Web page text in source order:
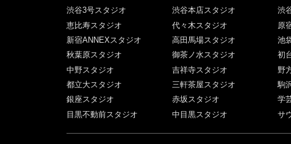
渋谷3号スタジオ 渋谷本店スタジオ
渋
恵比寿スタジオ
代々木スタジオ
原
新宿ANNEXスタジオ
高田馬場スタジオ
池
秋葉原スタジオ
御茶ノ水スタジオ
初
中野スタジオ
吉祥寺スタジオ
野
都立大スタジオ
三軒茶屋スタジオ
駒
銀座スタジオ
赤坂スタジオ
学
目黒不動前スタジオ
中目黒スタジオ サ